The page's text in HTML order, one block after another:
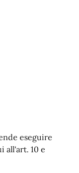
eseguire
all'art. 10 e